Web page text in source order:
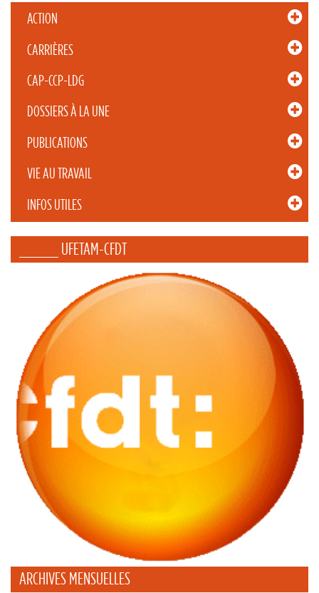
ACTION
CARRIÈRES
CAP-CCP-LDG
DOSSIERS À LA UNE
PUBLICATIONS
VIE AU TRAVAIL
INFOS UTILES
_____ UFETAM-CFDT
ARCHIVES MENSUELLES